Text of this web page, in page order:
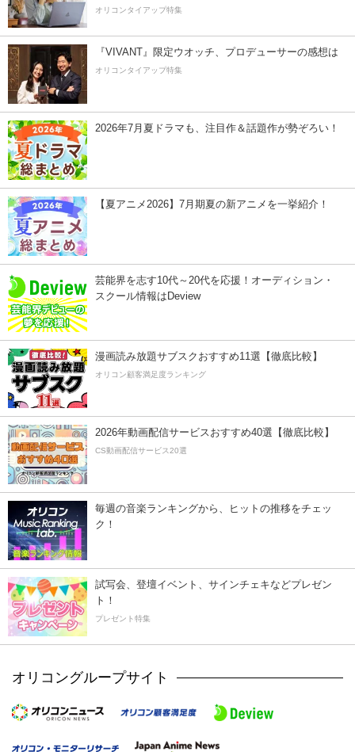
オリコンタイアップ特集
『VIVANT』限定ウオッチ、プロデューサーの感想は
オリコンタイアップ特集
2026年7月夏ドラマも、注目作＆話題作が勢ぞろい！
【夏アニメ2026】7月期夏の新アニメを一挙紹介！
芸能界を志す10代～20代を応援！オーディション・
スクール情報はDeview
漫画読み放題サブスクおすすめ11選【徹底比較】
オリコン顧客満足度ランキング
2026年動画配信サービスおすすめ40選【徹底比較】
CS動画配信サービス20選
毎週の音楽ランキングから、ヒットの推移をチェッ
ク！
試写会、登壇イベント、サインチェキなどプレゼン
ト！
プレゼント特集
オリコングループサイト